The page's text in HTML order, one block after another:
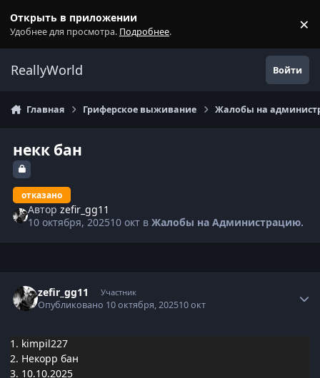
Открыть в приложении
Удобнее для просмотра. Подробнее. ×
ReallyWorld Войти
Главная Гриферское выживание Жалобы на
некк бан
отказано
Авторzefir_gg11
10 октября, 202510 окт вЖалобы на Администрацию.
zefir_gg11 Участник
Опубликовано 10 октября, 202510 окт
1. kimpil227
2. Некорр бан
3. 10.10.2025